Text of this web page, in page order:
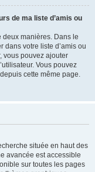
de ma liste d’amis ou
deux manières. Dans le
dans votre liste d’amis ou
vous pouvez ajouter
Vous pouvez
cette même page.
située en haut des
avancée est accessible
sur toutes les pages